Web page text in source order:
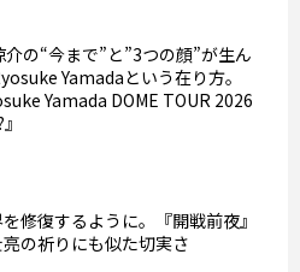
介の“今まで”と”3つの顔”が生ん
Yamadaという在り方。
Yamada DOME TOUR 2026
修復するように。『開戦前夜』
の祈りにも似た切実さ